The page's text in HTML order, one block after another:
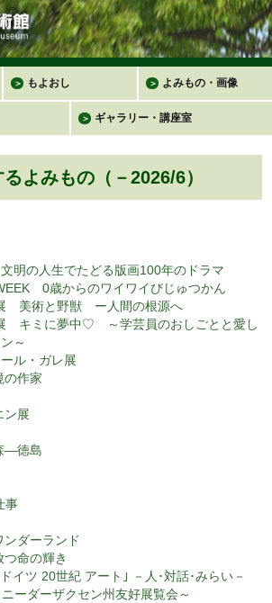
＞ もよおし ＞ よみもの・画像
＞ ギャラリー・講座室
よみもの（－2026/6）
明の人生でたどる版画100年のドラマ
0歳からのワイワイびじゅつかん
美術と野獣 ー人間の根源へ
キミに夢中♡ ～学芸員のおしごとと愛し
～
ル・ガレ展
の作家
ン展
―徳島
事
ダーランド
命の輝き
イツ 20世紀 アート｣ －人･対話･みらい－
ーダーザクセン州友好展覧会～